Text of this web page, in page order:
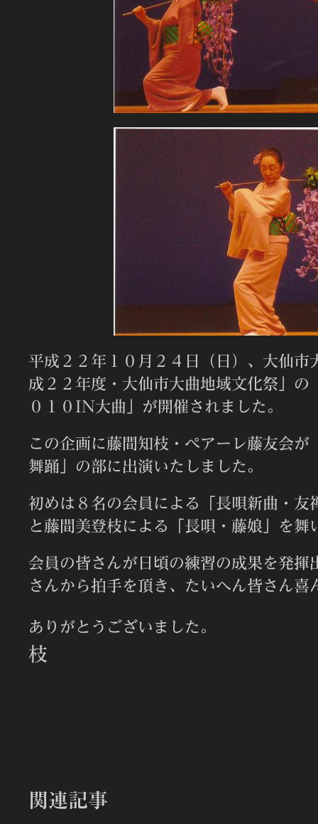
平成２２年１０月２４日（日）、大仙市
成２２年度・大仙市大曲地域文化祭」の
０１０IN大曲」が開催されました。
この企画に藤間知枝・ぺアーレ藤友会が
舞踊」の部に出演いたしました。
初めは８名の会員による「長唄新曲・友
と藤間美登枝による「長唄・藤娘」を舞
会員の皆さんが日頃の練習の成果を発揮
さんから拍手を頂き、たいへん皆さん喜
ありがとうござい
枝
関連記事